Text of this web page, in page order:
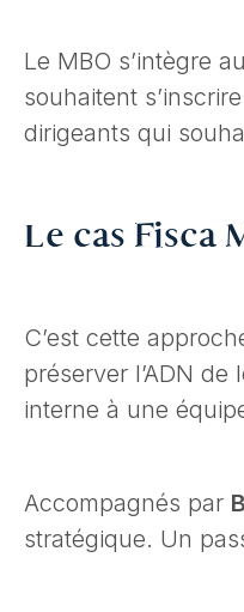
Le MBO s’intègre
souhaitent
dirigeants qui
Le cas Fisca
C’est cette
préserver l’ADN
interne à une
Accompagnés par
stratégique. Un